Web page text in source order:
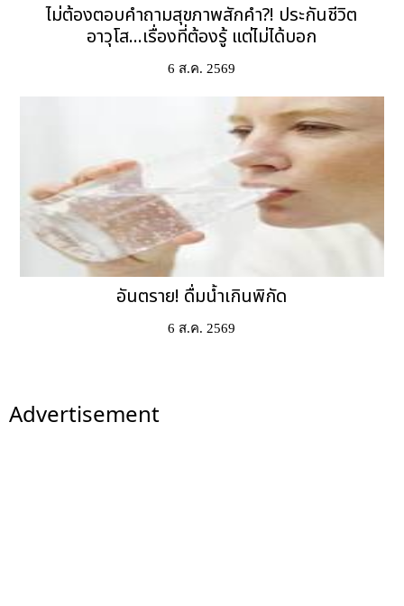
ไม่ต้องตอบคำถามสุขภาพสักคำ?! ประกันชีวิต
อาวุโส...เรื่องที่ต้องรู้ แต่ไม่ได้บอก
6 ส.ค. 2569
อันตราย! ดื่มน้ำเกินพิกัด
6 ส.ค. 2569
Advertisement